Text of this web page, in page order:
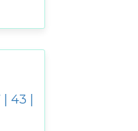
43 |